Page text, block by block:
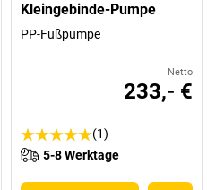
Kleingebinde-Pumpe
PP-Fußpumpe
Netto
233,- €
(1)
5-8 Werktage